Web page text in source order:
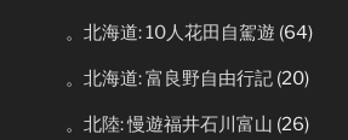
。北海道: 10人花田自駕遊 (64)
。北海道: 富良野自由行記 (20)
。北陸: 慢遊福井石川富山 (26)